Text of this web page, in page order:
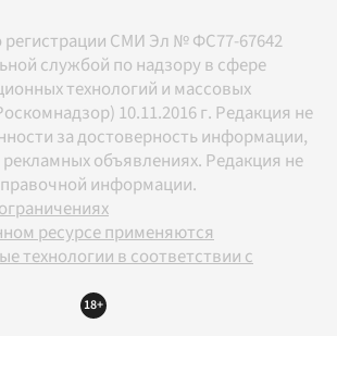
регистрации СМИ Эл № ФС77-67642
службой по надзору в сфере
технологий и массовых
10.11.2016 г. Редакция не
за достоверность информации,
объявлениях. Редакция не
информации.
ресурсе применяются
технологии в соответствии с
18+